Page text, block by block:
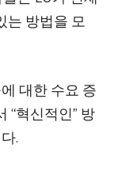
는 방법을 모
대한 수요 증
“혁신적인” 방
.